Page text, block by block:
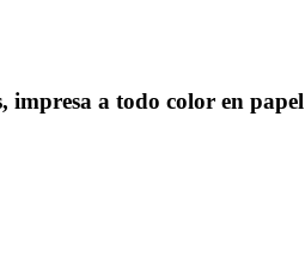
impresa a todo color en